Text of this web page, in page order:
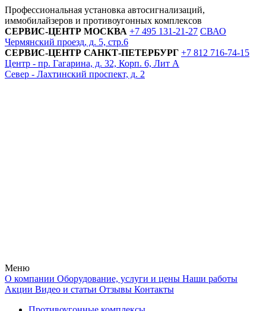
Профессиональная установка автосигнализаций,
иммобилайзеров и противоугонных комплексов
СЕРВИС-ЦЕНТР МОСКВА +7 495 131-21-27 СВАО
Чермянский проезд, д. 5, стр.6
СЕРВИС-ЦЕНТР САНКТ-ПЕТЕРБУРГ +7 812 716-74-15
Центр - пр. Гагарина, д. 32, Корп. 6, Лит А
Север - Лахтинский проспект, д. 2
Меню
О компании Оборудование, услуги и цены Наши работы
Акции Видео и статьи Отзывы Контакты